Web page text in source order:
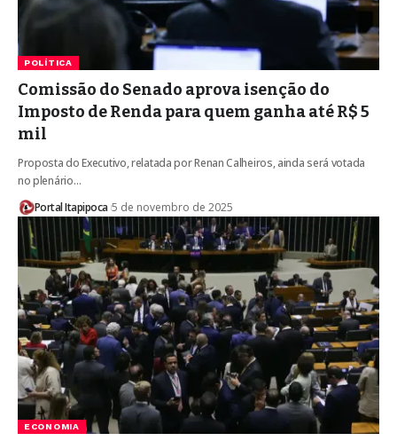
POLÍTICA
Comissão do Senado aprova isenção do
Imposto de Renda para quem ganha até R$ 5
mil
Proposta do Executivo, relatada por Renan Calheiros, ainda será votada
no plenário…
Portal Itapipoca 5 de novembro de 2025
ECONOMIA